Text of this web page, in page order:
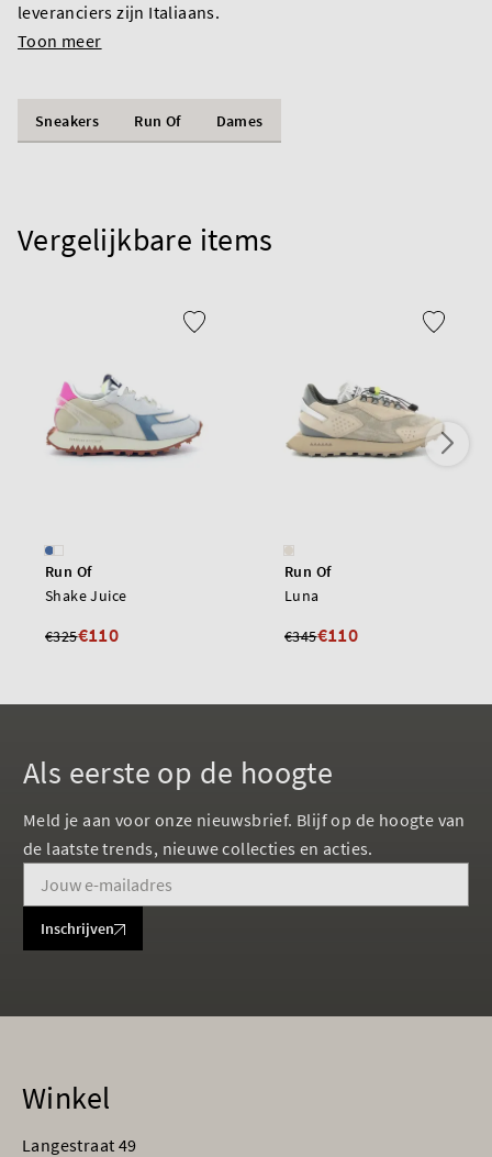
leveranciers zijn Italiaans.
Toon meer
Sneakers Run Of Dames
Vergelijkbare items
Run Of
Shake Juice
€325€110
Run Of
Luna
€345€110
Als eerste op de hoogte
Meld je aan voor onze nieuwsbrief. Blijf op de hoogte van
de laatste trends, nieuwe collecties en acties.
Inschrijven
Winkel
Langestraat 49